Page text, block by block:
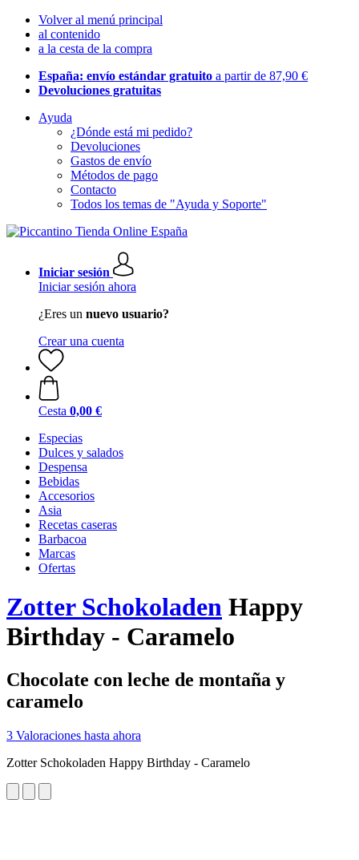
Volver al menú principal
al contenido
a la cesta de la compra
España: envío estándar gratuito a partir de 87,90 €
Devoluciones gratuitas
Ayuda
¿Dónde está mi pedido?
Devoluciones
Gastos de envío
Métodos de pago
Contacto
Todos los temas de "Ayuda y Soporte"
Iniciar sesión
Iniciar sesión ahora
¿Eres un nuevo usuario?
Crear una cuenta
Cesta 0,00 €
Especias
Dulces y salados
Despensa
Bebidas
Accesorios
Asia
Recetas caseras
Barbacoa
Marcas
Ofertas
Zotter Schokoladen Happy
Birthday - Caramelo
Chocolate con leche de montaña y
caramelo
3 Valoraciones hasta ahora
Zotter Schokoladen Happy Birthday - Caramelo